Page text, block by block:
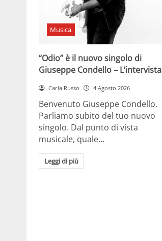
Musica
“Odio” è il nuovo singolo di
Giuseppe Condello – L’intervista
Carla Russo 4 Agosto 2026
Benvenuto Giuseppe Condello.
Parliamo subito del tuo nuovo
singolo. Dal punto di vista
musicale, quale…
Leggi di più